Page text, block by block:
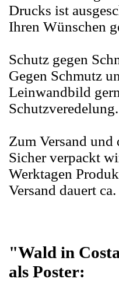
Drucks ist
Ihren Wünschen
Schutz gegen
Gegen Schmutz
Leinwandbild
Schutzveredelung.
Zum Versand
Sicher verpackt
Werktagen
Versand dauert
"Wald in
als Poster: